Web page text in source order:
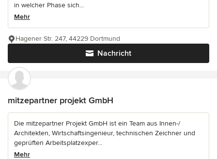
in welcher Phase sich...
Mehr
Nachricht
Hagener Str. 247, 44229 Dortmund
mitzepartner projekt GmbH
Die mitzepartner Projekt GmbH ist ein Team aus Innen-/
Architekten, Wirtschaftsingenieur, technischen Zeichner und
geprüften Arbeitsplatzexper...
Mehr